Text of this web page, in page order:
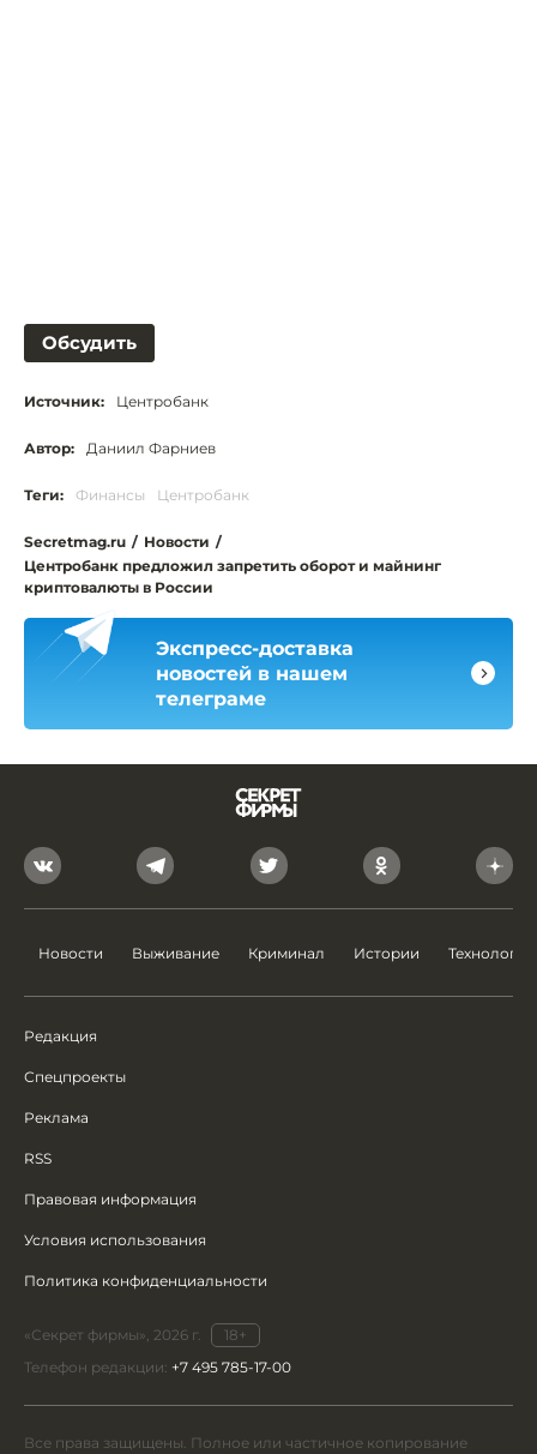
Обсудить
Источник: Центробанк
Автор: Даниил Фарниев
Теги: Финансы Центробанк
Secretmag.ru / Новости /
Центробанк предложил запретить оборот и майнинг
криптовалюты в России
Экспресс-доставка
новостей в нашем
телеграме
Новости Выживание Криминал Истории Технологии
Редакция
Спецпроекты
Реклама
RSS
Правовая информация
Условия использования
Политика конфиденциальности
«Секрет фирмы», 2026 г.
18+
Телефон редакции: +7 495 785-17-00
Все права защищены. Полное или частичное копирование